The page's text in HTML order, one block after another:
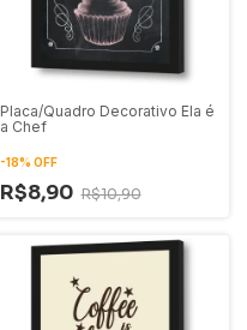
Placa/Quadro Decorativo Ela é
a Chef
-18% OFF
R$8,90 R$10,90